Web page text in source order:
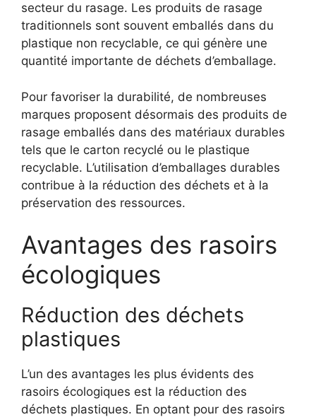
secteur du rasage. Les produits de rasage
traditionnels sont souvent emballés dans du
plastique non recyclable, ce qui génère une
quantité importante de déchets d’emballage.
Pour favoriser la durabilité, de nombreuses
marques proposent désormais des produits de
rasage emballés dans des matériaux durables
tels que le carton recyclé ou le plastique
recyclable. L’utilisation d’emballages durables
contribue à la réduction des déchets et à la
préservation des ressources.
Avantages des rasoirs
écologiques
Réduction des déchets
plastiques
L’un des avantages les plus évidents des
rasoirs écologiques est la réduction des
déchets plastiques. En optant pour des rasoirs